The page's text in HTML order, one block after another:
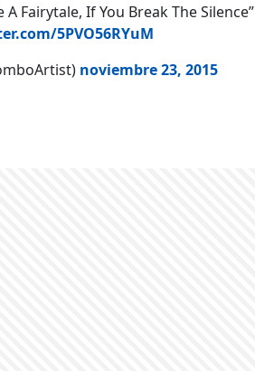
A Fairytale, If You Break The Silence”
5PVO56RYuM
noviembre 23, 2015